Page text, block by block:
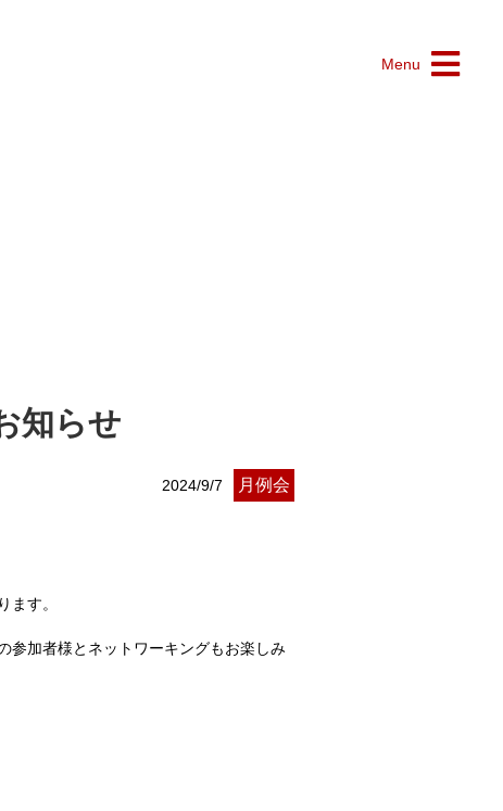
Menu
知らせ
2024/9/7 月例会
ます。
参加者様とネットワーキングもお楽しみ